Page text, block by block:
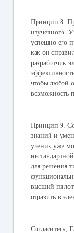
Принцип 8.
изученного.
успешно его
как он
разработчик
чтобы любой
возможность
Принцип 9.
знаний и
ученик уже
для решения
высший
отразить в
Согласитесь,